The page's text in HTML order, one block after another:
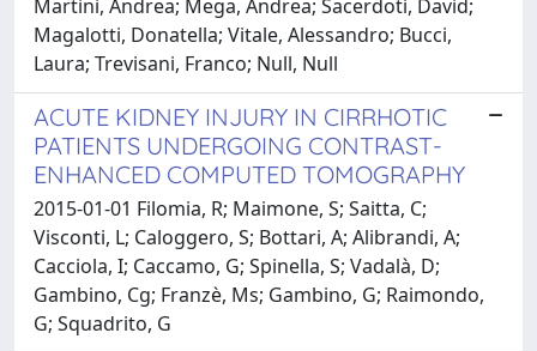
Martini, Andrea; Mega, Andrea; Sacerdoti, David;
Magalotti, Donatella; Vitale, Alessandro; Bucci,
Laura; Trevisani, Franco; Null, Null
ACUTE KIDNEY INJURY IN CIRRHOTIC
PATIENTS UNDERGOING CONTRAST-
ENHANCED COMPUTED TOMOGRAPHY
2015-01-01 Filomia, R; Maimone, S; Saitta, C;
Visconti, L; Caloggero, S; Bottari, A; Alibrandi, A;
Cacciola, I; Caccamo, G; Spinella, S; Vadalà, D;
Gambino, Cg; Franzè, Ms; Gambino, G; Raimondo,
G; Squadrito, G